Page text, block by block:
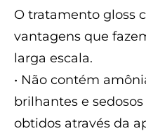
O tratamento gloss
vantagens que
larga escala.
• Não contém
brilhantes e
obtidos através da